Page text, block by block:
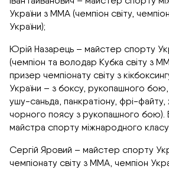
України з ММА (чемпіон світу,
України);
Юрій Назарець – майстер спорту
(чемпіон та володар Кубка світу з
призер чемпіонату світу з
України – з боксу, рукопашного
ушу-саньда, панкратіону, фрі-
чорного поясу з рукопашного бою).
майстра спорту міжнародного класу
Сергій Яровий – майстер спорту
чемпіонату світу з ММА, чемпіон